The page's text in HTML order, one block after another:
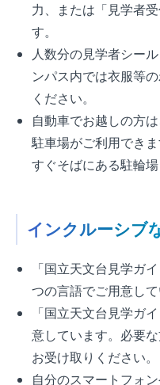
力、または「見学者
す。
人数分の見学者シー
ンパス内では衣服等
ください。
自動車でお越しの方
駐車場がご利用でき
すぐそばにある駐輪場
インクルーシブ
「国立天文台見学ガ
つの言語でご用意して
「国立天文台見学ガ
意しています。必要
お受け取りください。
自分のスマートフォ